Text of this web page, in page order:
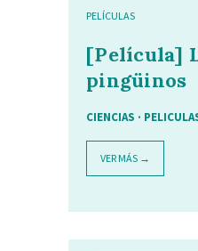
PELÍCULAS
[Película]
pingüinos
CIENCIAS ·
VER MÁS →